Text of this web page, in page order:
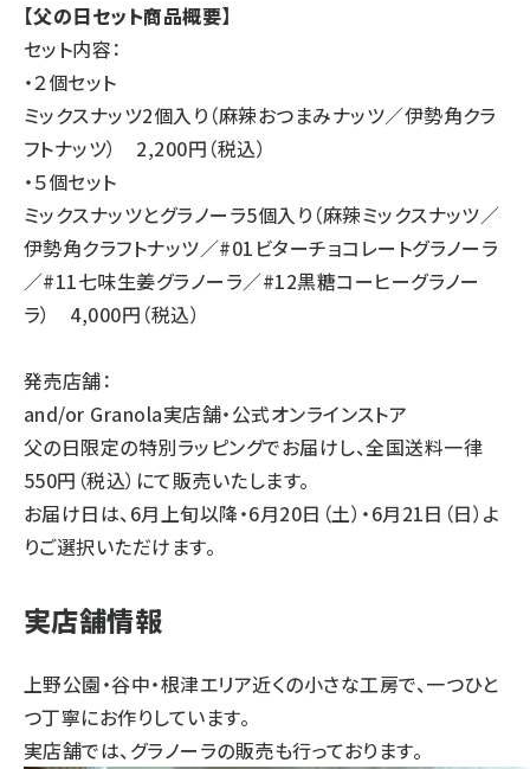
【父の日セット商品概要】
セット内容：
・２個セット
ミックスナッツ2個入り（麻辣おつまみナッツ／伊勢角クラ
フトナッツ） 2,200円（税込）
・５個セット
ミックスナッツとグラノーラ5個入り（麻辣ミックスナッツ／
伊勢角クラフトナッツ／#01ビターチョコレートグラノーラ
／#11七味生姜グラノーラ／#12黒糖コーヒーグラノー
ラ） 4,000円（税込）
発売店舗：
and/or Granola実店舗・公式オンラインストア
父の日限定の特別ラッピングでお届けし、全国送料一律
550円（税込）にて販売いたします。
お届け日は、6月上旬以降・6月20日（土）・6月21日（日）よ
りご選択いただけます。
実店舗情報
上野公園・谷中・根津エリア近くの小さな工房で、一つひと
つ丁寧にお作りしています。
実店舗では、グラノーラの販売も行っております。